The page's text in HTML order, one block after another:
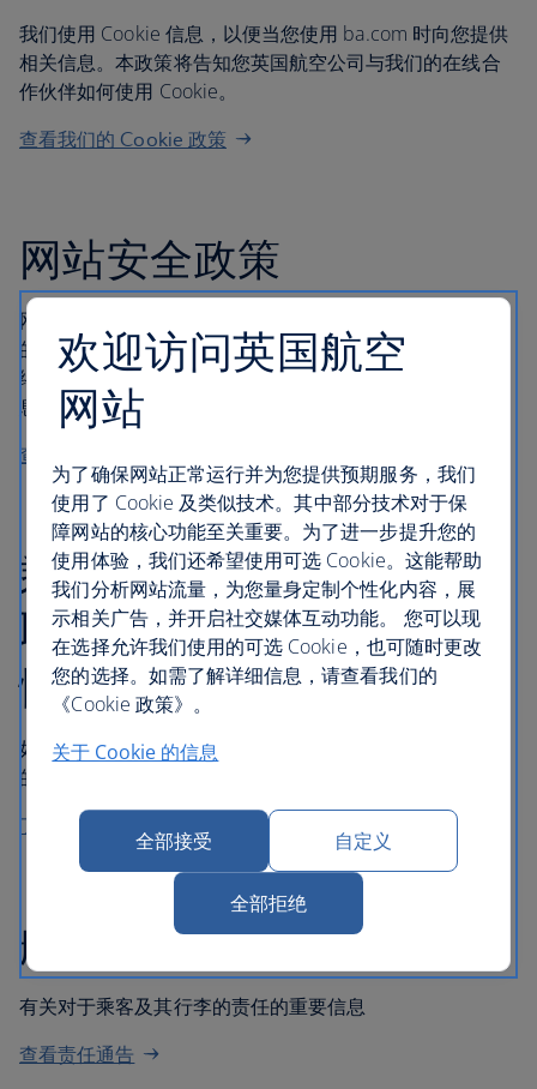
我们使用 Cookie 信息，以便当您使用 ba.com 时向您提供
相关信息。本政策将告知您英国航空公司与我们的在线合
作伙伴如何使用 Cookie。
查看我们的 Cookie 政策
网站安全政策
网站安全非常重要，您与我们进行交易时，我们会确保您
的信用卡详细信息及其他个人信息的安全。其中解释了“网
络钓鱼”，以及我们会要求您提供预订的哪些相关详细信
息。
查看我们的网站安全政策
乘客在被拒绝登机、航班
取消或发生长时间延误的
情况下享有的权利
如果受到被拒绝登机、客舱降级、航班取消或长时间延误
的影响，您可能有权根据英国和/或欧盟法律获得补偿。
了解您的权利
航空公司的责任
有关对于乘客及其行李的责任的重要信息
查看责任通告
欢迎访问英国航空
网站
为了确保网站正常运行并为您提供预期服务，我们
使用了 Cookie 及类似技术。其中部分技术对于保
障网站的核心功能至关重要。为了进一步提升您的
使用体验，我们还希望使用可选 Cookie。这能帮助
我们分析网站流量，为您量身定制个性化内容，展
示相关广告，并开启社交媒体互动功能。 您可以现
在选择允许我们使用的可选 Cookie，也可随时更改
您的选择。如需了解详细信息，请查看我们的
《Cookie 政策》。
关于 Cookie 的信息
全部接受 自定义
全部拒绝